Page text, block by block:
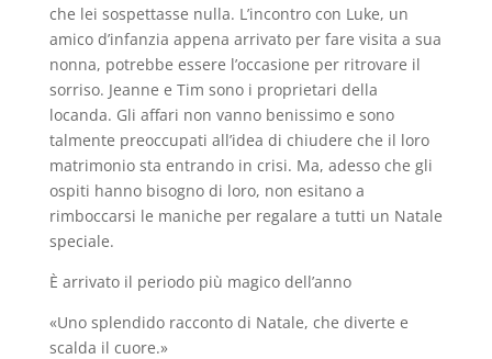
che lei sospettasse nulla. L’incontro con Luke, un
amico d’infanzia appena arrivato per fare visita a sua
nonna, potrebbe essere l’occasione per ritrovare il
sorriso. Jeanne e Tim sono i proprietari della
locanda. Gli affari non vanno benissimo e sono
talmente preoccupati all’idea di chiudere che il loro
matrimonio sta entrando in crisi. Ma, adesso che gli
ospiti hanno bisogno di loro, non esitano a
rimboccarsi le maniche per regalare a tutti un Natale
speciale.
È arrivato il periodo più magico dell’anno
«Uno splendido racconto di Natale, che diverte e
scalda il cuore.»